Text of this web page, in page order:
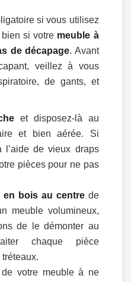
si vous utilisez
si votre meuble à
de décapage. Avant
veillez à vous
de gants, et
et disposez-là au
et bien aérée. Si
l’aide de vieux draps
pièces pour ne pas
en bois au centrede
meuble volumineux,
de le démonter au
chaque pièce
votre meuble à ne